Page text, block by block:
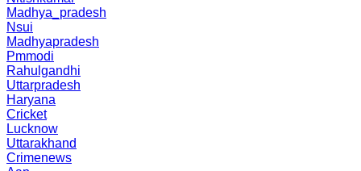
Madhya_pradesh
Nsui
Madhyapradesh
Pmmodi
Rahulgandhi
Uttarpradesh
Haryana
Cricket
Lucknow
Uttarakhand
Crimenews